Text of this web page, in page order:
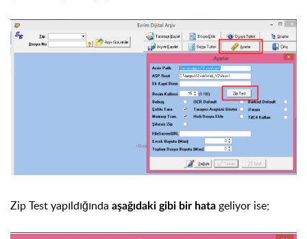
Zip Test yapıldığında aşağıdaki gibi bir hata geliyor ise;